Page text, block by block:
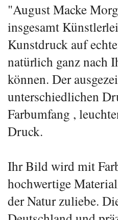
"August Macke
insgesamt
Kunstdruck auf
natürlich ganz nach
können. Der
unterschiedlichen
Farbumfang ,
Druck.
Ihr Bild wird mit
hochwertige
der Natur zuliebe.